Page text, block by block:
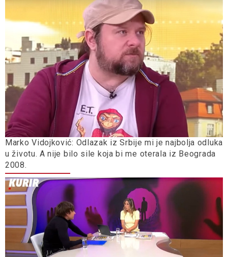
Marko Vidojković: Odlazak iz Srbije mi je najbolja odluka
u životu. A nije bilo sile koja bi me oterala iz Beograda
2008.